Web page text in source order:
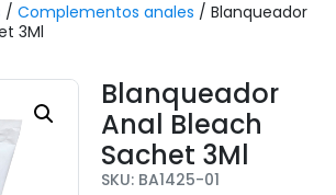
/ Complementos anales / Blanqueador
3Ml
Blanqueador
Anal Bleach
Sachet 3Ml
SKU: BA1425-01